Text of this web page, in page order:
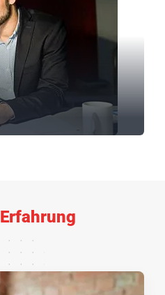
Erfahrung